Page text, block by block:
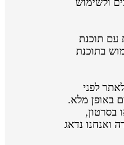
תוכנת
בתוכנת
לפני
באופן מלא.
נדאג